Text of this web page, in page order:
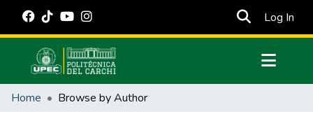
Log In
Communities & Collections
Home Browse by Author